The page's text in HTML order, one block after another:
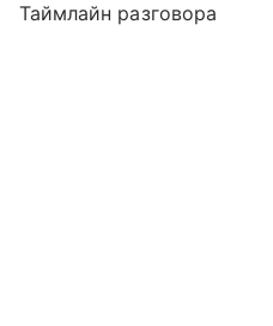
Таймлайн разговора